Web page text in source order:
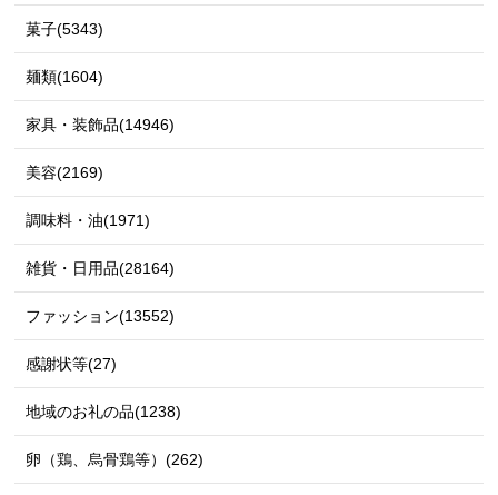
菓子(5343)
麺類(1604)
家具・装飾品(14946)
美容(2169)
調味料・油(1971)
雑貨・日用品(28164)
ファッション(13552)
感謝状等(27)
地域のお礼の品(1238)
卵（鶏、烏骨鶏等）(262)